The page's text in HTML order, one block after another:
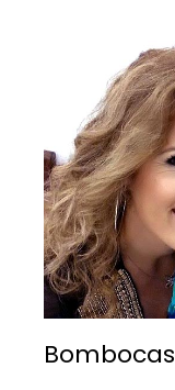
Bombocas